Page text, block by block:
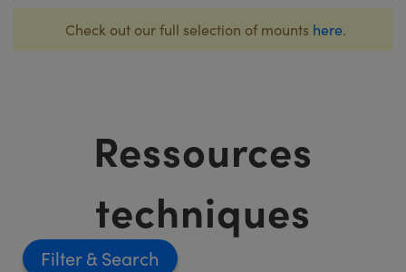
Check out our full selection of mounts here.
Ressources
techniques
Filter